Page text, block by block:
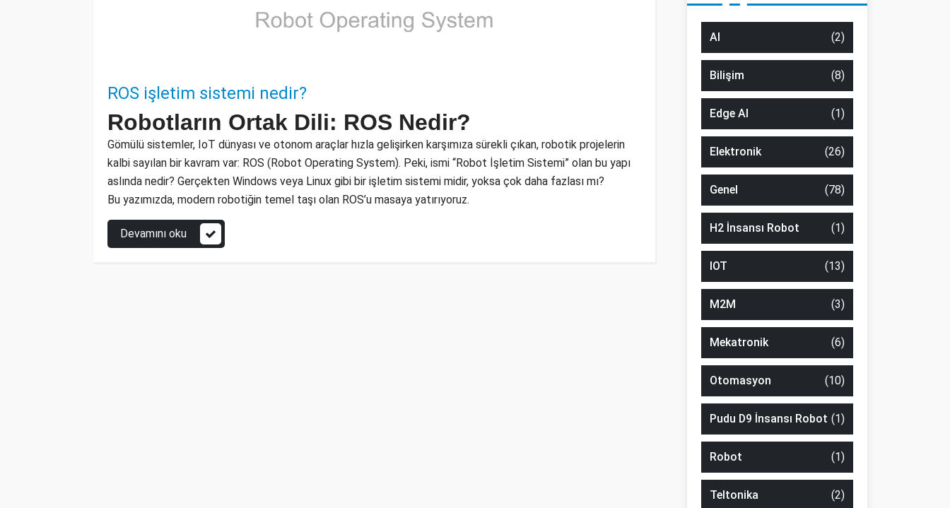
ROS işletim sistemi nedir?
Robotların Ortak Dili: ROS Nedir?
Gömülü sistemler, IoT dünyası ve otonom araçlar hızla gelişirken karşımıza sürekli çıkan, robotik projelerin
kalbi sayılan bir kavram var: ROS (Robot Operating System). Peki, ismi “Robot İşletim Sistemi” olan bu yapı
aslında nedir? Gerçekten Windows veya Linux gibi bir işletim sistemi midir, yoksa çok daha fazlası mı?
Bu yazımızda, modern robotiğin temel taşı olan ROS’u masaya yatırıyoruz.
Devamını oku
AI (2)
Bilişim (8)
Edge AI (1)
Elektronik (26)
Genel (78)
H2 İnsansı Robot (1)
IOT (13)
M2M (3)
Mekatronik (6)
Otomasyon (10)
Pudu D9 İnsansı Robot (1)
Robot (1)
Teltonika (2)